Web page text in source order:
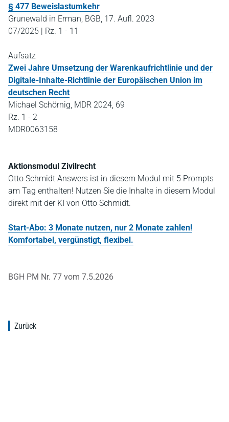
§ 477 Beweislastumkehr
Grunewald in Erman, BGB, 17. Aufl. 2023
07/2025 | Rz. 1 - 11
Aufsatz
Zwei Jahre Umsetzung der Warenkaufrichtlinie und der
Digitale-Inhalte-Richtlinie der Europäischen Union im
deutschen Recht
Michael Schörnig, MDR 2024, 69
Rz. 1 - 2
MDR0063158
Aktionsmodul Zivilrecht
Otto Schmidt Answers ist in diesem Modul mit 5 Prompts
am Tag enthalten! Nutzen Sie die Inhalte in diesem Modul
direkt mit der KI von Otto Schmidt.
Start-Abo: 3 Monate nutzen, nur 2 Monate zahlen!
Komfortabel, vergünstigt, flexibel.
BGH PM Nr. 77 vom 7.5.2026
Zurück